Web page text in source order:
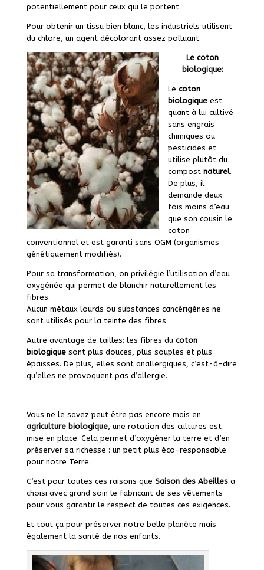
potentiellement pour ceux qui le portent.
Pour obtenir un tissu bien blanc, les industriels utilisent
du chlore, un agent décolorant assez polluant.
Le coton
biologique:
Le coton
biologiqueest
quant à lui cultivé
sans engrais
chimiques ou
pesticides et
utilise plutôt du
compost naturel.
De plus, il
demande deux
fois moins d’eau
que son cousin le
coton
conventionnel et est garanti sans OGM (organismes
génétiquement modifiés).
Pour sa transformation, on privilégie l’utilisation d’eau
oxygénée qui permet de blanchir naturellement les
fibres.
Aucun métaux lourds ou substances cancérigènes ne
sont utilisés pour la teinte des fibres.
Autre avantage de tailles: les fibres du coton
biologiquesont plus douces, plus souples et plus
épaisses. De plus, elles sont anallergiques, c’est-à-dire
qu’elles ne provoquent pas d’allergie.
Vous ne le savez peut être pas encore mais en
agriculture biologique, une rotation des cultures est
mise en place. Cela permet d’oxygéner la terre et d’en
préserver sa richesse : un petit plus éco-responsable
pour notre Terre.
C’est pour toutes ces raisons que Saison des Abeillesa
choisi avec grand soin le fabricant de ses vêtements
pour vous garantir le respect de toutes ces exigences.
Et tout ça pour préserver notre belle planète mais
également la santé de nos enfants.